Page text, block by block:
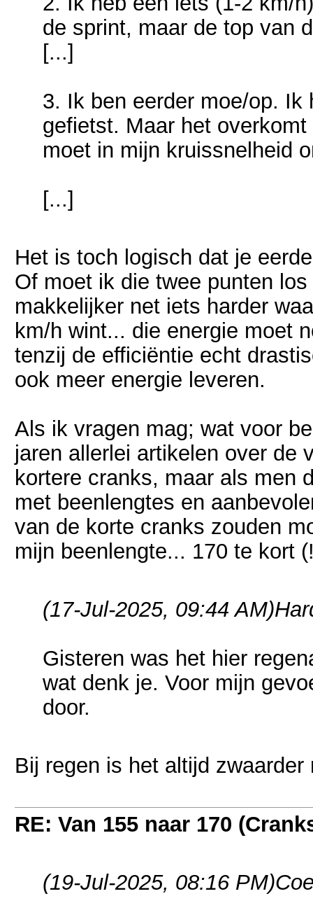
de sprint, maar de top van
[...]
3. Ik ben eerder moe/op. Ik
gefietst. Maar het
moet in mijn kruissnelheid
[...]
Het is toch logisch dat je
Of moet ik die twee punten
makkelijker net iets harder
km/h wint... die energie moet
tenzij de efficiëntie echt
ook meer energie leveren.
Als ik vragen mag; wat voor
jaren allerlei artikelen over de
kortere cranks, maar als men
met beenlengtes en
van de korte cranks zouden
mijn beenlengte... 170 te kort
(17-Jul-2025, 09:44 AM)
Gisteren was het hier
wat denk je. Voor mijn
door.
Bij regen is het altijd
RE: Van 155 naar 170
(19-Jul-2025, 08:16 PM)